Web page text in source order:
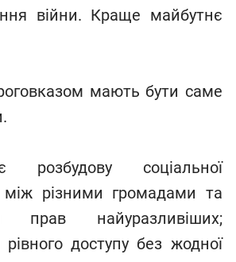
війни. Краще майбутнє
мають бути саме
розбудову соціальної
між різними громадами та
прав найуразливіших;
доступу без жодної